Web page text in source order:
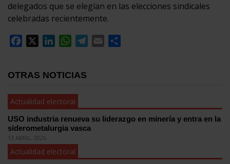
delegados que se elegían en las elecciones sindicales
celebradas recientemente.
Facebook
LinkedInWhatsApp
Telegram
Email
OTRAS NOTICIAS
Actualidad electoral
USO industria renueva su liderazgo en minería y entra en la
siderometalurgia vasca
13 ABRIL, 2026
Actualidad electoral